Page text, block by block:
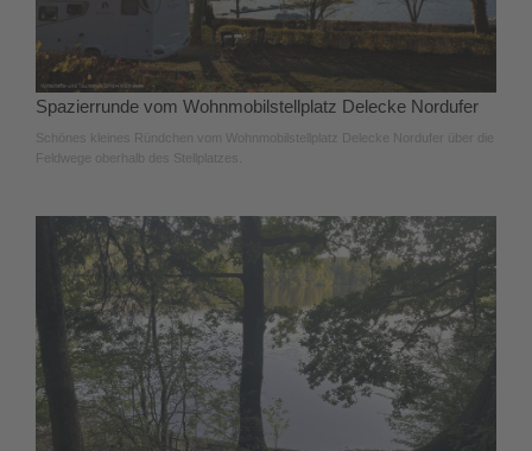
Spazierrunde vom Wohnmobilstellplatz Delecke Nordufer
Schönes kleines Ründchen vom Wohnmobilstellplatz Delecke Nordufer über die
Feldwege oberhalb des Stellplatzes.